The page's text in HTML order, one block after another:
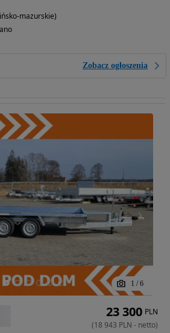
mazurskie)
Zobacz ogłoszenia
1 / 6
23 300 PLN
(18 943 PLN - netto)